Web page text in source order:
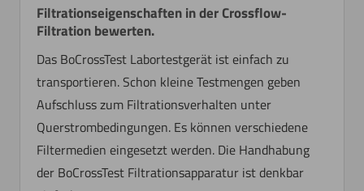
Filtrationseigenschaften in der Crossflow-
Filtration bewerten.
Das BoCrossTest Labortestgerät ist einfach zu
transportieren. Schon kleine Testmengen geben
Aufschluss zum Filtrationsverhalten unter
Querstrombedingungen. Es können verschiedene
Filtermedien eingesetzt werden. Die Handhabung
der BoCrossTest Filtrationsapparatur ist denkbar